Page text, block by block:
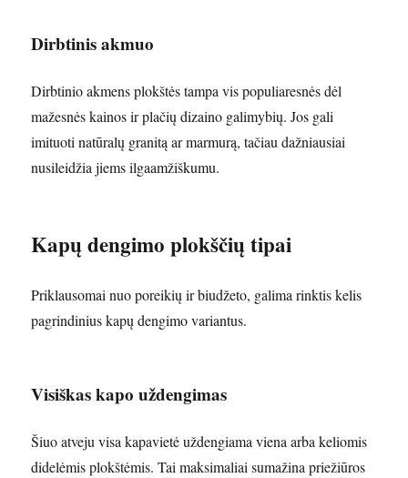
Dirbtinis akmuo
Dirbtinio akmens plokštės tampa vis populiaresnės dėl
mažesnės kainos ir plačių dizaino galimybių. Jos gali
imituoti natūralų granitą ar marmurą, tačiau dažniausiai
nusileidžia jiems ilgaamžiškumu.
Kapų dengimo plokščių tipai
Priklausomai nuo poreikių ir biudžeto, galima rinktis kelis
pagrindinius kapų dengimo variantus.
Visiškas kapo uždengimas
Šiuo atveju visa kapavietė uždengiama viena arba keliomis
didelėmis plokštėmis. Tai maksimaliai sumažina priežiūros